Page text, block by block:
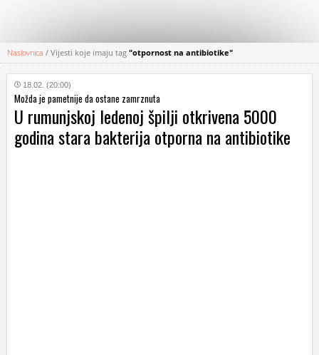
KATEGORIJE
HRVATSKI
WEB
Naslovnica / Vijesti koje imaju tag "otpornost na antibiotike"
18.02. (20:00)
Možda je pametnije da ostane zamrznuta
U rumunjskoj ledenoj špilji otkrivena 5000
godina stara bakterija otporna na antibiotike